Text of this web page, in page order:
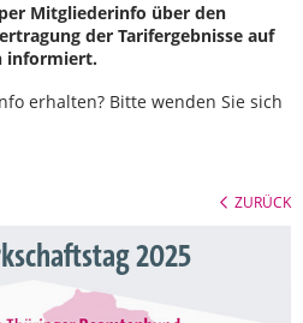
Mitgliederinfo über den
der Tarifergebnisse auf
informiert.
erhalten? Bitte wenden Sie sich
ZURÜCK
2025